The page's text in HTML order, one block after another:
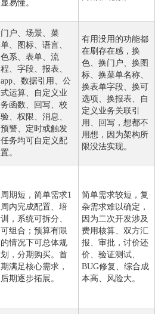
显易懂。
门户、场景、菜
单、图标、语言、
色系、表单、流
程、字段、报表、
app、数据引用、公
式运算、自定义业
务函数、回写、校
验、权限、消息、
预警、定时或触发
任务均可自定义配
置。
有用没用的功能都
在刷存在感，换
色、换门户、换图
标、换菜单名称、
换表单字段、换可
选项、换报表、自
定义业务关联引
用、回写，想都不
用想，因为架构所
限没法实现。
周期短，简单需求1
周内完成配置、培
训，系统可拆分、
可组合；预算有限
的情况下可总体规
划，分期购买。首
期满足核心需求，
后期逐步拓展。
简单需求较短，复
杂需求难以确定，
因为二次开发涉及
费用核算、双方汇
报、审批，讨价还
价、验证测试、
BUG修复、综合成
本高、风险大。